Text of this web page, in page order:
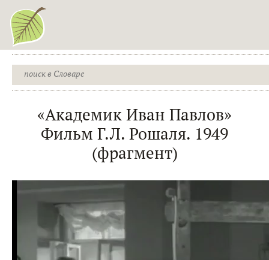
«Академик Иван Павлов»
Фильм Г.Л. Рошаля. 1949
(фрагмент)